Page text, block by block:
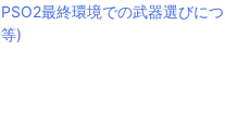
PSO2最終環境での武器選びに
等)